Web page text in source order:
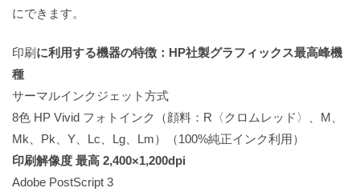
にできます。
印刷 に利用する機器の特徴：HP社製グラフィックス最高峰機
種
サーマルインクジェット方式
8色 HP Vivid フォトインク（顔料：R〈クロムレッド〉、M、
Mk、Pk、Y、Lc、Lg、Lm）（100%純正インク利用）
印刷解像度 最高 2,400×1,200dpi
Adobe PostScript 3